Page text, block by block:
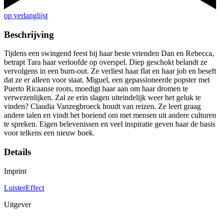
op verlanglijst
Beschrijving
Tijdens een swingend feest bij haar beste vrienden Dan en Rebecca,
betrapt Tara haar verloofde op overspel. Diep geschokt belandt ze
vervolgens in een burn-out. Ze verliest haar flat en haar job en beseft
dat ze er alleen voor staat. Miguel, een gepassioneerde popster met
Puerto Ricaanse roots, moedigt haar aan om haar dromen te
verwezenlijken. Zal ze erin slagen uiteindelijk weer het geluk te
vinden? Claudia Vanzegbroeck houdt van reizen. Ze leert graag
andere talen en vindt het boeiend om met mensen uit andere culturen
te spreken. Eigen belevenissen en veel inspiratie geven haar de basis
voor telkens een nieuw boek.
Details
Imprint
LuisterEffect
Uitgever